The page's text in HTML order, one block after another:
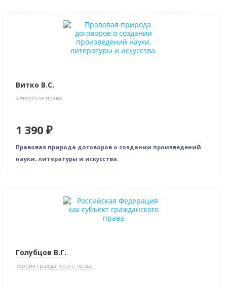
Витко В.С.
Авторское право
1 390 ₽
Правовая природа договоров о создании произведений
науки, литературы и искусства.
Голубцов В.Г.
Теория гражданского права